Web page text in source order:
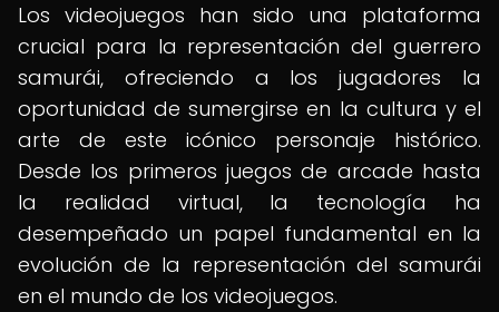
Los videojuegos han sido una plataforma
crucial para la representación del guerrero
samurái, ofreciendo a los jugadores la
oportunidad de sumergirse en la cultura y el
arte de este icónico personaje histórico.
Desde los primeros juegos de arcade hasta
la realidad virtual, la tecnología ha
desempeñado un papel fundamental en la
evolución de la representación del samurái
en el mundo de los videojuegos.